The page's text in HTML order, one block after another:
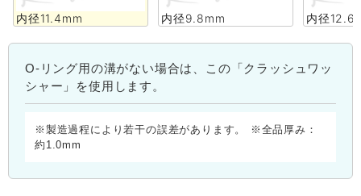
内径11.4mm 内径9.8mm 内径
O-リング用の溝がない場合は、この「クラッシュワッ
シャー」を使用します。
※製造過程により若干の誤差があります。 ※全品厚み：
約1.0mm